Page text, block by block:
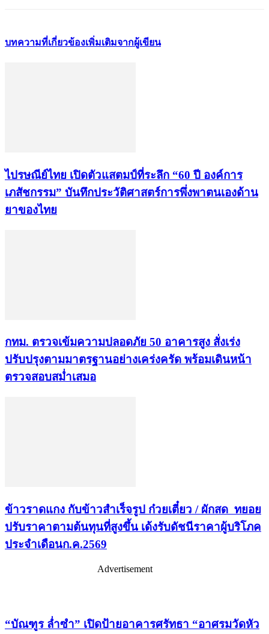
บทความที่เกี่ยวข้องเพิ่มเติมจากผู้เขียน
ไปรษณีย์ไทย เปิดตัวแสตมป์ที่ระลึก “60 ปี องค์การ
เภสัชกรรม” บันทึกประวัติศาสตร์การพึ่งพาตนเองด้าน
ยาของไทย
กทม. ตรวจเข้มความปลอดภัย 50 อาคารสูง สั่งเร่ง
ปรับปรุงตามมาตรฐานอย่างเคร่งครัด พร้อมเดินหน้า
ตรวจสอบสม่ำเสมอ
ข้าวราดแกง กับข้าวสำเร็จรูป ก๋วยเตี๋ยว / ผักสด ทยอย
ปรับราคาตามต้นทุนที่สูงขึ้น เด้งรับดัชนีราคาผู้บริโภค
ประจำเดือนก.ค.2569
Advertisement
“บัณฑูร ล่ำซำ” เปิดป้ายอาคารศรัทธา “อาศรมวัดหัว